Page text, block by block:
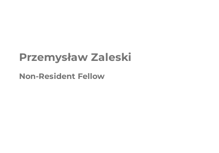
Przemysław Zaleski
Non-Resident Fellow